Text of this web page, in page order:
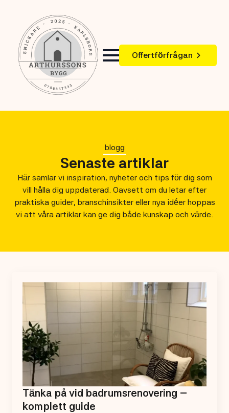
Offertförfrågan
blogg
Senaste artiklar
Här samlar vi inspiration, nyheter och tips för dig som
vill hålla dig uppdaterad. Oavsett om du letar efter
praktiska guider, branschinsikter eller nya idéer hoppas
vi att våra artiklar kan ge dig både kunskap och värde.
Tänka på vid badrumsrenovering –
komplett guide